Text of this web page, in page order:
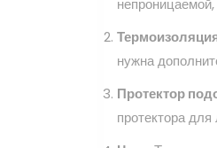
нужна
Протектор
протектора